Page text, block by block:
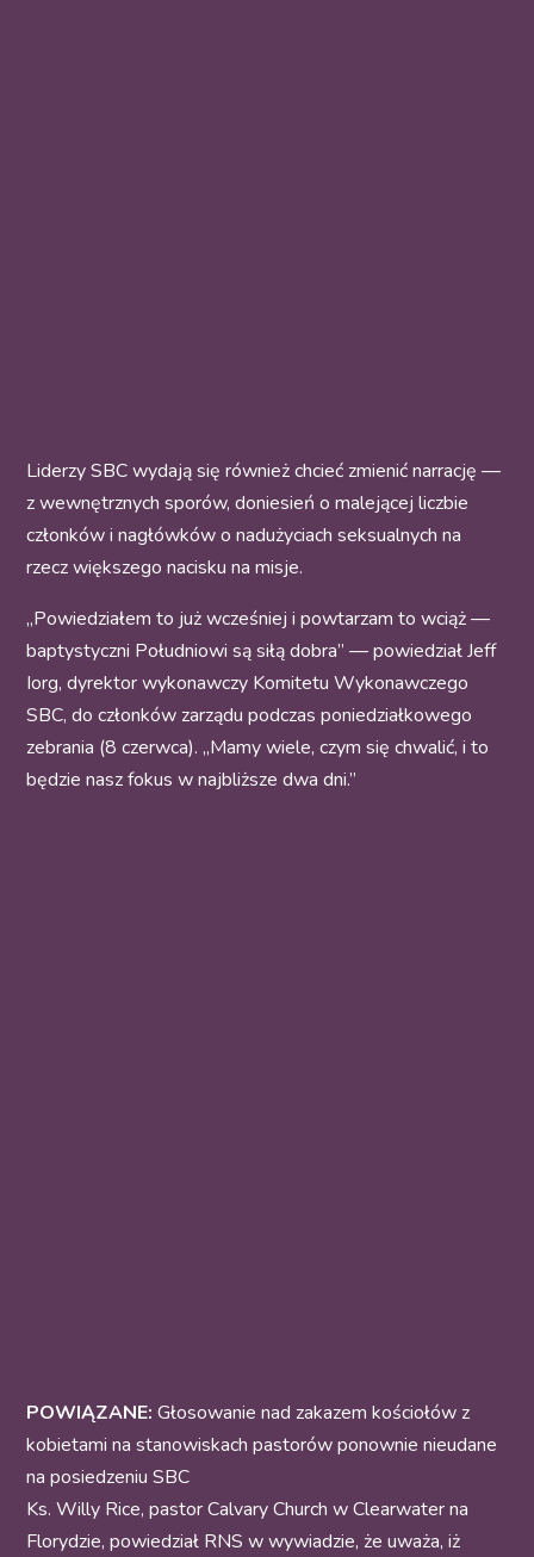
Liderzy SBC wydają się również chcieć zmienić narrację —
z wewnętrznych sporów, doniesień o malejącej liczbie
członków i nagłówków o nadużyciach seksualnych na
rzecz większego nacisku na misje.
„Powiedziałem to już wcześniej i powtarzam to wciąż —
baptystyczni Południowi są siłą dobra” — powiedział Jeff
Iorg, dyrektor wykonawczy Komitetu Wykonawczego
SBC, do członków zarządu podczas poniedziałkowego
zebrania (8 czerwca). „Mamy wiele, czym się chwalić, i to
będzie nasz fokus w najbliższe dwa dni.”
POWIĄZANE:Głosowanie nad zakazem kościołów z
kobietami na stanowiskach pastorów ponownie nieudane
na posiedzeniu SBC
Ks. Willy Rice, pastor Calvary Church w Clearwater na
Florydzie, powiedział RNS w wywiadzie, że uważa, iż